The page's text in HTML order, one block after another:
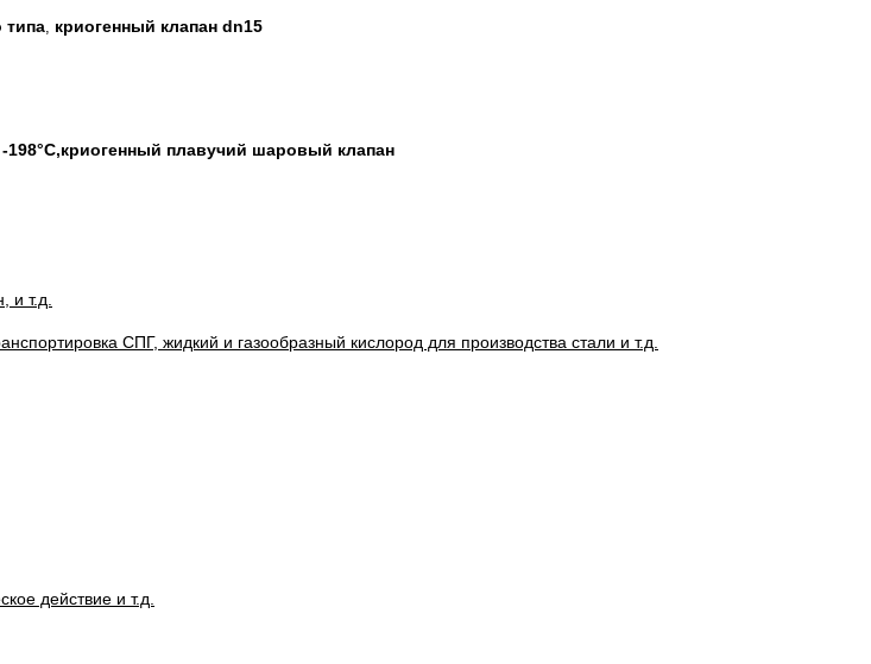
типа, криогенный клапан dn15
плавучий шаровый клапан
и т.д.
СПГ, жидкий и газообразный кислород для производства стали и т.д.
действие и т.д.